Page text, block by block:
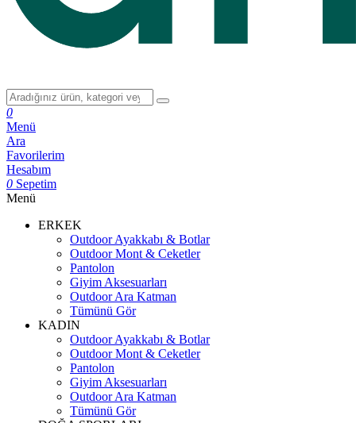
0
Menü
Ara
Favorilerim
Hesabım
0 Sepetim
Menü
ERKEK
Outdoor Ayakkabı & Botlar
Outdoor Mont & Ceketler
Pantolon
Giyim Aksesuarları
Outdoor Ara Katman
Tümünü Gör
KADIN
Outdoor Ayakkabı & Botlar
Outdoor Mont & Ceketler
Pantolon
Giyim Aksesuarları
Outdoor Ara Katman
Tümünü Gör